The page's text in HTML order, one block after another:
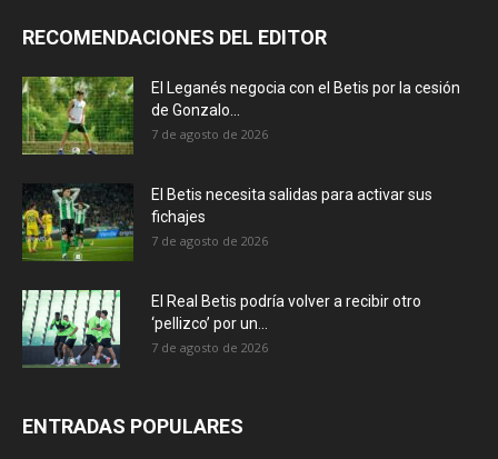
RECOMENDACIONES DEL EDITOR
El Leganés negocia con el Betis por la cesión
de Gonzalo...
7 de agosto de 2026
El Betis necesita salidas para activar sus
fichajes
7 de agosto de 2026
El Real Betis podría volver a recibir otro
‘pellizco’ por un...
7 de agosto de 2026
ENTRADAS POPULARES